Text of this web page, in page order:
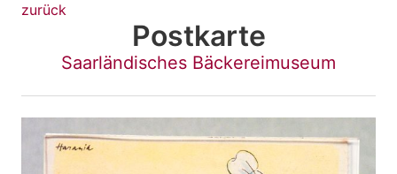
zurück
Postkarte
Saarländisches Bäckereimuseum